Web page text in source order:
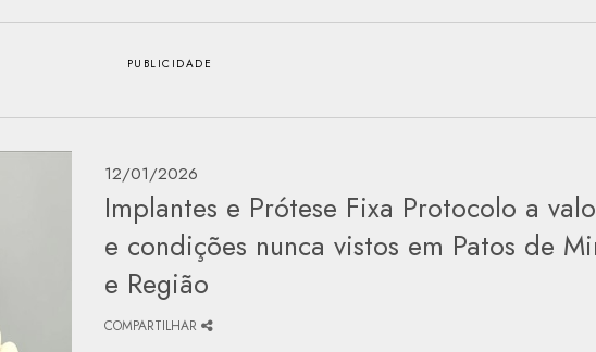
12/01/2026
Implantes e Prótese Fixa Protocolo a
e condições nunca vistos em Patos de
e Região
COMPARTILHAR